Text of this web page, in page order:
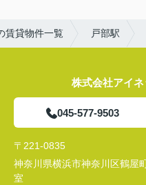
賃貸物件一覧 戸部駅
株式会社アイ
045-577-9503
〒221-0835
神奈川県横浜市神奈川区鶴屋
室